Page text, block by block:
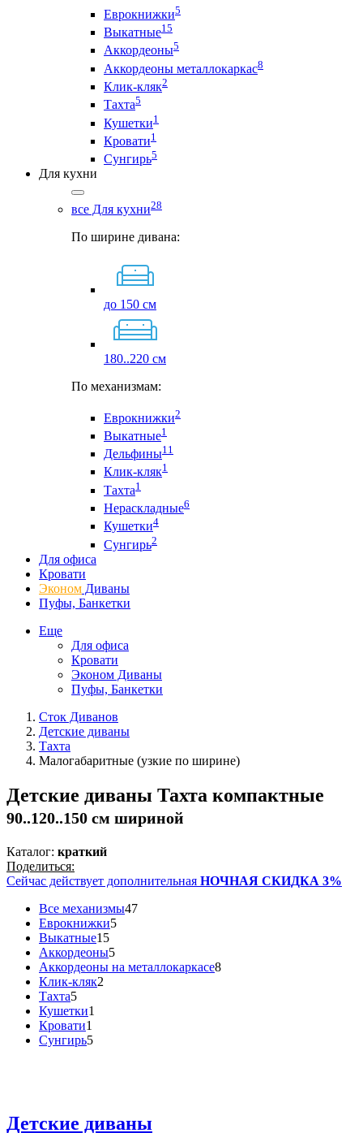
Еврокнижки5
Выкатные15
Аккордеоны5
Аккордеоны металлокаркас8
Клик-кляк2
Тахта5
Кушетки1
Кровати1
Сунгирь5
Для кухни
все Для кухни28
По ширине дивана:
до 150 см
180..220 см
По механизмам:
Еврокнижки2
Выкатные1
Дельфины11
Клик-кляк1
Тахта1
Нераскладные6
Кушетки4
Сунгирь2
Для офиса
Кровати
Эконом Диваны
Пуфы, Банкетки
Еще
Для офиса
Кровати
Эконом Диваны
Пуфы, Банкетки
Сток Диванов
Детские диваны
Тахта
Малогабаритные (узкие по ширине)
Детские диваны Тахта компактные
90..120..150 см шириной
Каталог: краткий
Поделиться:
Сейчас действует дополнительная НОЧНАЯ СКИДКА 3%
Все механизмы47
Еврокнижки5
Выкатные15
Аккордеоны5
Аккордеоны на металлокаркасе8
Клик-кляк2
Тахта5
Кушетки1
Кровати1
Сунгирь5
Детские диваны